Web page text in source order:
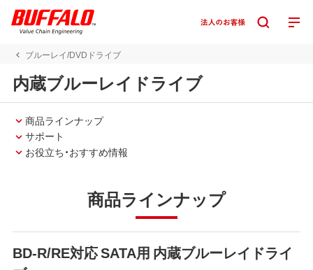
ブルーレイ/DVDドライブ
内蔵ブルーレイドライブ
商品ラインナップ
サポート
お役立ち・おすすめ情報
商品ラインナップ
BD-R/RE対応 SATA用 内蔵ブルーレイドライ